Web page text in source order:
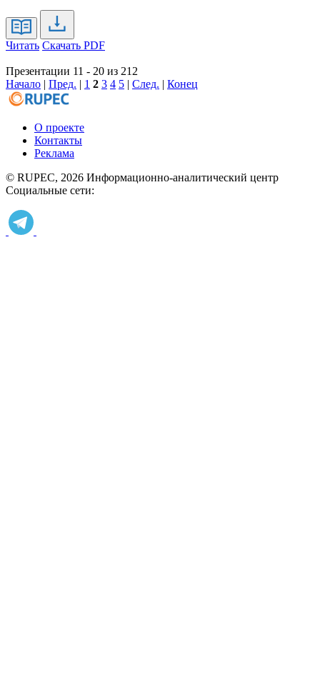
Читать Скачать PDF
Презентации 11 - 20 из 212
Начало | Пред. | 1 2 3 4 5 | След. | Конец
О проекте
Контакты
Реклама
© RUPEC, 2026 Информационно-аналитический центр
Социальные сети: